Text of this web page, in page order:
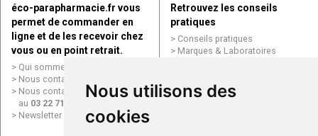
Nous utilisons des
cookies
éco-parapharmacie.fr vous
permet de commander en
ligne et de les recevoir chez
vous ou en point retrait.
Qui sommes nous ?
Nous contacter par e-mail
Nous contacter par téléphone
au 03 22 71 64 10
Newsletter
Retrouvez les conseils
pratiques
Conseils pratiques
Marques & Laboratoires
Mentions légales
Données personnelles